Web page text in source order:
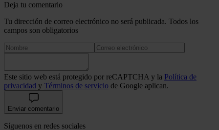
Deja tu comentario
Tu dirección de correo electrónico no será publicada. Todos los
campos son obligatorios
Este sitio web está protegido por reCAPTCHA y la Política de
privacidad y Términos de servicio de Google aplican.
Enviar comentario
Síguenos en redes sociales